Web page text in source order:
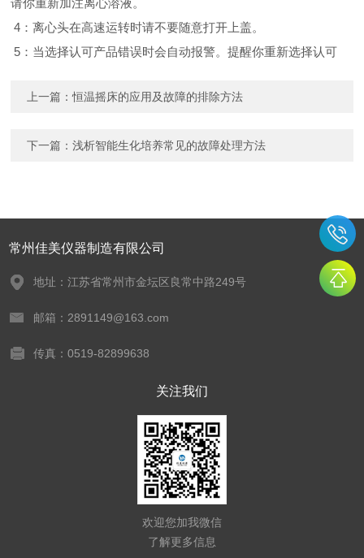
请你重新加注离心溶液。
4：离心头在高速运转时请不要随意打开上盖。
5：当选择认可产品错误时会自动报警。提醒你重新选择认可
上一篇：恒温摇床的应用及故障的排除方法
下一篇：浅析智能生化培养常见的故障处理方法
常州佳美仪器制造有限公司
地址：江苏省常州市金坛区良常中路249号
邮箱：2891149@163.com
传真：0519-82899638
关注我们
欢迎您加我微信
了解更多信息